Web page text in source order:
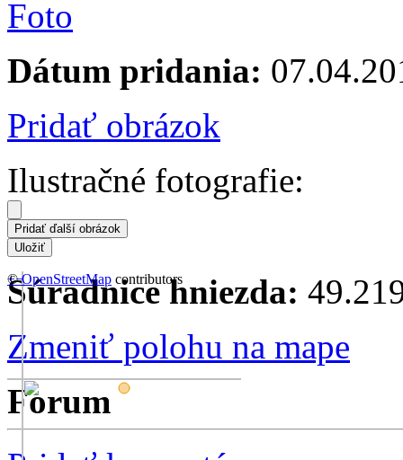
Dátum pridania:
Pridať obrázok
Ilustračné fotografie:
+−
©OpenStreetMap contributors
Súradnice hniezda:
Zmeniť polohu na mape
Forum